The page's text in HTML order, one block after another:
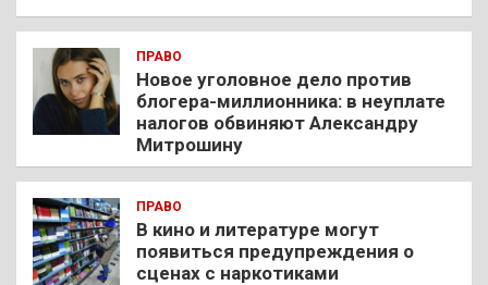
ПРАВО
Новое уголовное дело против
блогера-миллионника: в неуплате
налогов обвиняют Александру
Митрошину
ПРАВО
В кино и литературе могут
появиться предупреждения о
сценах с наркотиками